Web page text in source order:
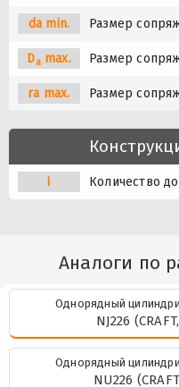
da min. Размер
Damax. Размер
ra max. Размер
i Количество
Аналоги по
Однорядный
NJ226
Однорядный
NU226